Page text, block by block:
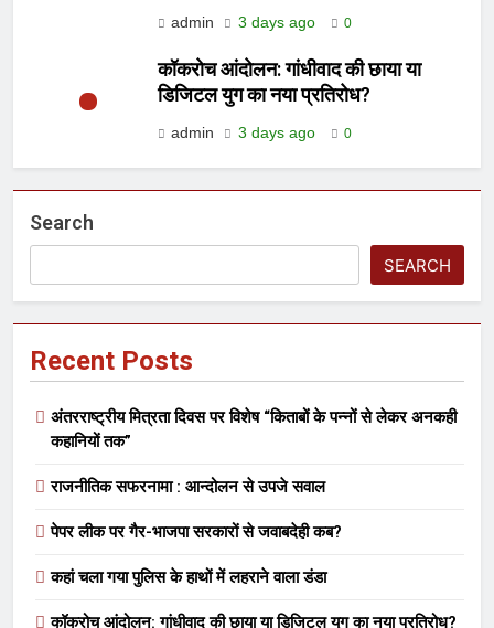
admin 3 days ago 0
कॉकरोच आंदोलन: गांधीवाद की छाया या
डिजिटल युग का नया प्रतिरोध?
admin 3 days ago 0
Search
SEARCH
Recent Posts
अंतरराष्ट्रीय मित्रता दिवस पर विशेष “किताबों के पन्नों से लेकर अनकही
कहानियों तक”
राजनीतिक सफरनामा : आन्दोलन से उपजे सवाल
पेपर लीक पर गैर-भाजपा सरकारों से जवाबदेही कब?
कहां चला गया पुलिस के हाथों में लहराने वाला डंडा
कॉकरोच आंदोलन: गांधीवाद की छाया या डिजिटल युग का नया प्रतिरोध?